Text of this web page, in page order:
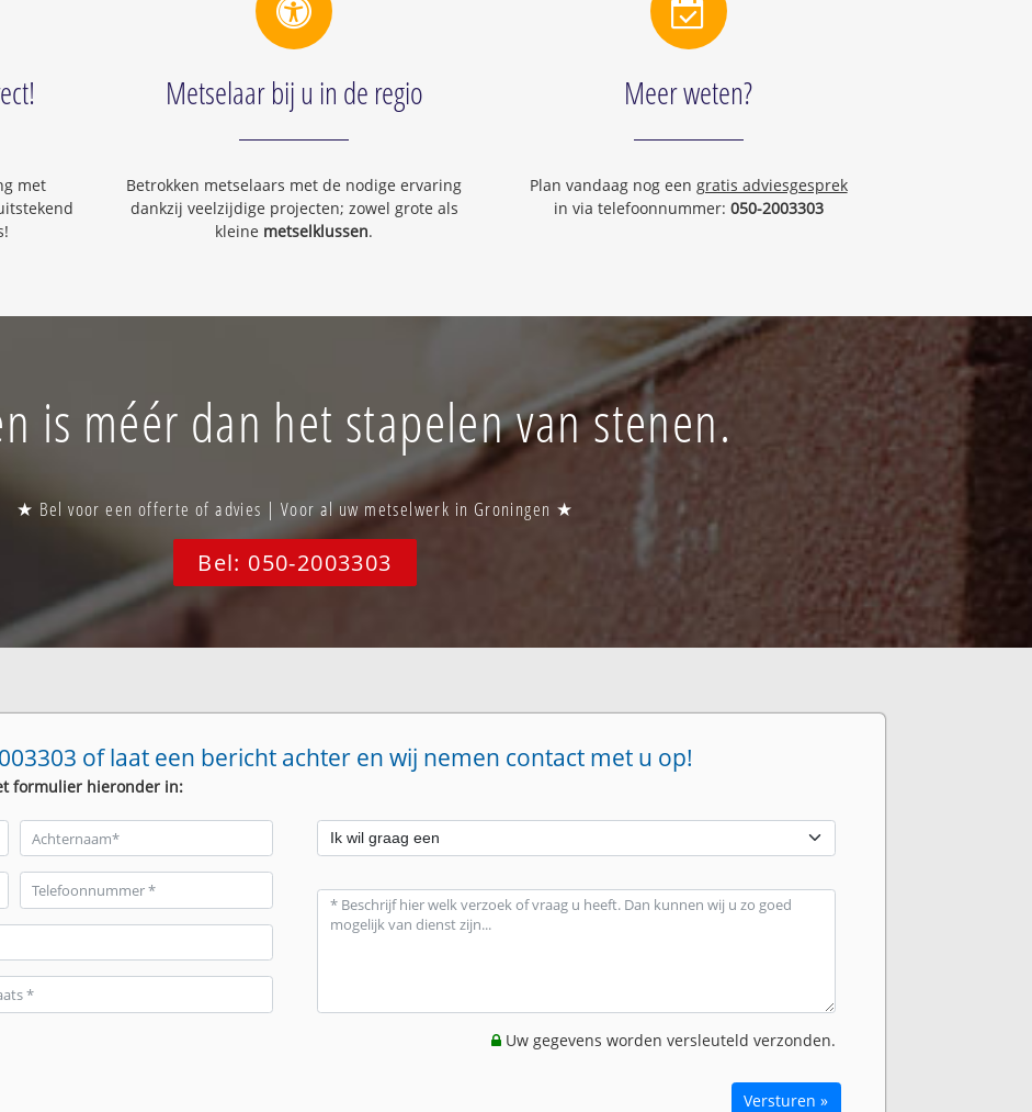
met
Metselaar bij u in de regio
Betrokken metselaars met de nodige ervaring
dankzij veelzijdige projecten; zowel grote als
kleine metselklussen.
Meer weten?
Plan vandaag nog een gratis adviesgesprek
in via telefoonnummer: 050-2003303
is méér dan het stapelen van stenen.
★ Bel voor een offerte of advies | Voor al uw metselwerk in Groningen ★
Bel: 050-2003303
of laat een bericht achter en wij nemen contact met u op!
formulier hieronder in:
Uw gegevens worden versleuteld verzonden.
Versturen »